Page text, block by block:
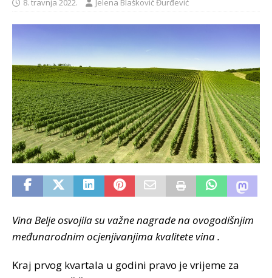
8. travnja 2022. Jelena Blašković Đurđević
Vina Belje osvojila su važne nagrade na ovogodišnjim
međunarodnim ocjenjivanjima kvalitete vina .
Kraj prvog kvartala u godini pravo je vrijeme za